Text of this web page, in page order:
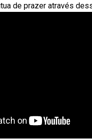
de prazer através